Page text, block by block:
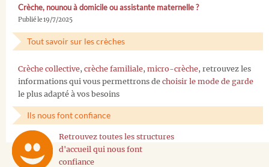
Crèche, nounou à domicile ou assistante maternelle ?
Publié le 19/7/2025
Tout savoir sur les crèches
Crèche collective, crèche familiale, micro-crèche, retrouvez les
informations qui vous permettrons de choisir le mode de garde
le plus adapté à vos besoins
Ils nous font confiance
Retrouvez toutes les structures
d'accueil qui nous font
confiance